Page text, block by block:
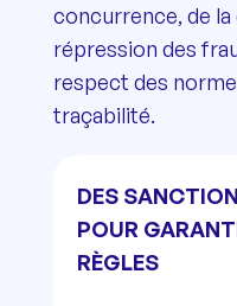
concurrence, de
répression des
respect des
traçabilité.
DES
POUR
RÈGLES